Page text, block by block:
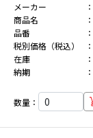
メーカー
商品名
品番
税別価格（税込）
在庫
納期
数量：